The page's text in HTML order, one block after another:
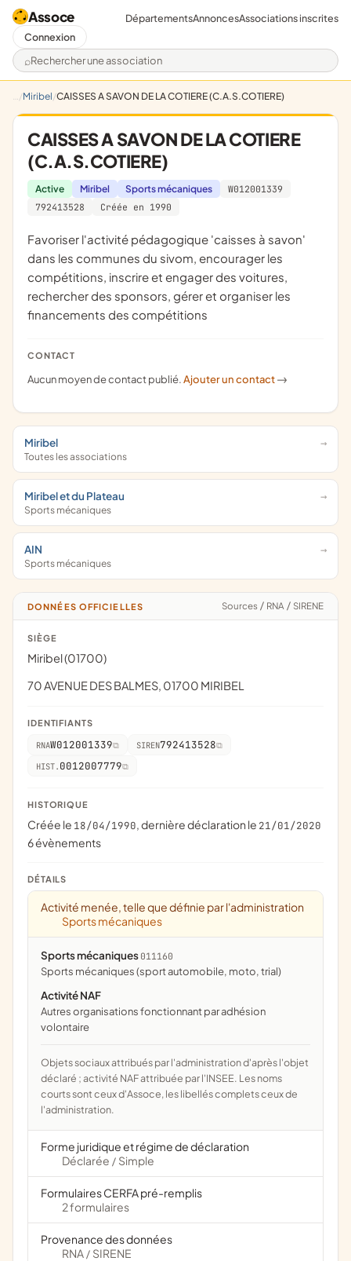
Assoce
Rechercher une association
DépartementsAnnoncesAssociations inscrites
Connexion
Miribel CAISSES A SAVON DE LA COTIERE (C.A.S.COTIERE)
CAISSES A SAVON DE LA COTIERE
(C.A.S.COTIERE)
Active Miribel Sports mécaniques
W012001339
792413528
Créée en 1990
favoriser l'activité pédagogique 'caisses à savon'
dans les communes du sivom, encourager les
compétitions, inscrire et engager des voitures,
rechercher des sponsors, gérer et organiser les
financements des compétitions
CONTACT
Aucun moyen de contact publié.Ajouter un contact ->
Miribel
Toutes les associations
Miribel et du Plateau
Sports mécaniques
AIN
Sports mécaniques
DONNÉES OFFICIELLES Sources / RNA / SIRENE
SIÈGE
Miribel (01700)
70 AVENUE DES BALMES, 01700 MIRIBEL
IDENTIFIANTS
RNAW012001339 SIREN792413528
HIST. 0012007779
HISTORIQUE
Créée le 18/04/1990, dernière déclaration le 21/01/2020
6 évènements
DÉTAILS
Activité menée, telle que définie par l'administration
Sports mécaniques
Sports mécaniques 011160
Sports mécaniques (sport automobile, moto, trial)
Activité NAF
Autres organisations fonctionnant par adhésion
volontaire
Objets sociaux attribués par l'administration d'après l'objet
déclaré ; activité NAF attribuée par l'INSEE. Les noms
courts sont ceux d'Assoce, les libellés complets ceux de
l'administration.
Forme juridique et régime de déclaration
Déclarée / Simple
Formulaires CERFA pré-remplis
2 formulaires
Provenance des données
RNA / SIRENE